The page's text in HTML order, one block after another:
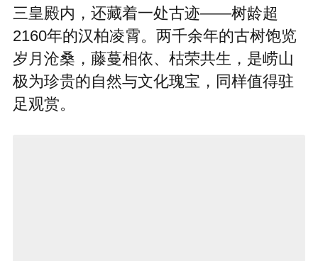
三皇殿内，还藏着一处古迹——树龄超
2160年的汉柏凌霄。两千余年的古树饱览
岁月沧桑，藤蔓相依、枯荣共生，是崂山
极为珍贵的自然与文化瑰宝，同样值得驻
足观赏。